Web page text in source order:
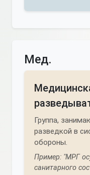
Мед.
Группа,
разведкой в
обороны.
Пример: "МРГ
санитарного